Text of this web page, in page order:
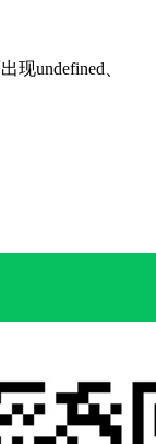
现undefined、